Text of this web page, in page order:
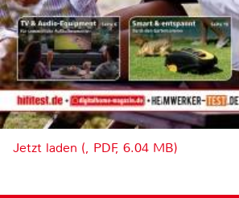
Jetzt laden (, PDF, 6.04 MB)